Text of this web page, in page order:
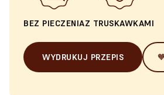
BEZ PIECZENIAZ TRUSKAWKAMI
WYDRUKUJ PRZEPIS